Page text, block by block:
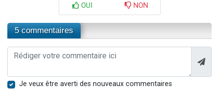
OUI NON
5 commentaires
Je veux être averti des nouveaux commentaires